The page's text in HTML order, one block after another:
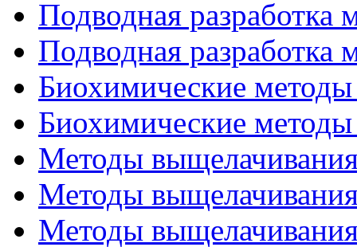
Подводная разработка
Подводная разработка
Биохимические методы
Биохимические методы
Методы
Методы
Методы